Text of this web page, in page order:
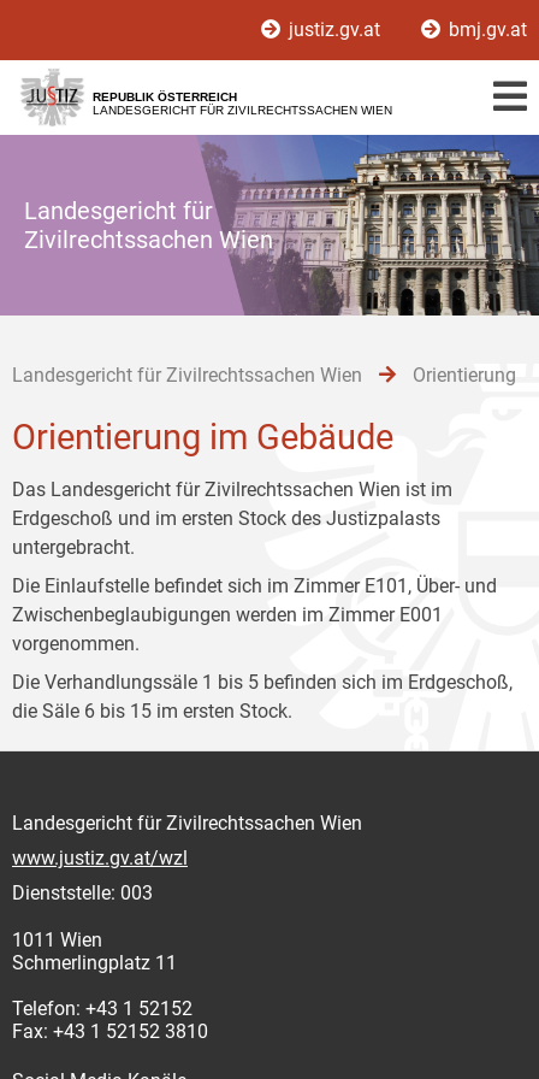
[1]
[2]
[3]
justiz.gv.at bmj.gv.at
REPUBLIK ÖSTERREICH
LANDESGERICHT FÜR ZIVILRECHTSSACHEN WIEN
Landesgericht für
Zivilrechtssachen Wien
Landesgericht für Zivilrechtssachen Wien Orientierung
Orientierung im Gebäude
Das Landesgericht für Zivilrechtssachen Wien ist im
Erdgeschoß und im ersten Stock des Justizpalasts
untergebracht.
Die Einlaufstelle befindet sich im Zimmer E101, Über- und
Zwischenbeglaubigungen werden im Zimmer E001
vorgenommen.
Die Verhandlungssäle 1 bis 5 befinden sich im Erdgeschoß,
die Säle 6 bis 15 im ersten Stock.
Landesgericht für Zivilrechtssachen Wien
www.justiz.gv.at/wzl
Dienststelle: 003
1011 Wien
Schmerlingplatz 11
Telefon: +43 1 52152
Fax: +43 1 52152 3810